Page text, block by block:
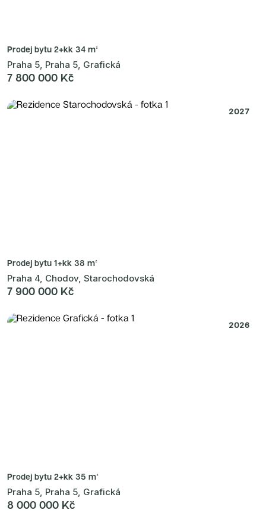
Prodej bytu 2+kk 34 m²
Praha 5, Praha 5, Grafická
7 800 000 Kč
2027
Prodej bytu 1+kk 38 m²
Praha 4, Chodov, Starochodovská
7 900 000 Kč
2026
Prodej bytu 2+kk 35 m²
Praha 5, Praha 5, Grafická
8 000 000 Kč